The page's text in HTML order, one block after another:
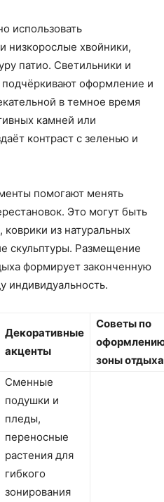
использовать
низкорослые хвойники,
патио. Светильники и
оформление и
в темное время
камней или
контраст с зеленью и
помогают менять
Это могут быть
из натуральных
скульптуры. Размещение
формирует законченную
индивидуальность.
Декоративные
акценты
Советы по
зоны отдыха
Сменные
подушки и
пледы,
переносные
растения для
гибкого
зонирования